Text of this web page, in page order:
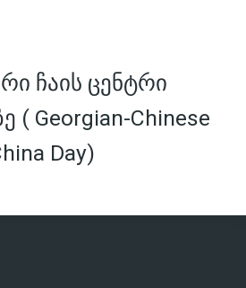
ჩაის ცენტრი
( Georgian-Chinese
Day)